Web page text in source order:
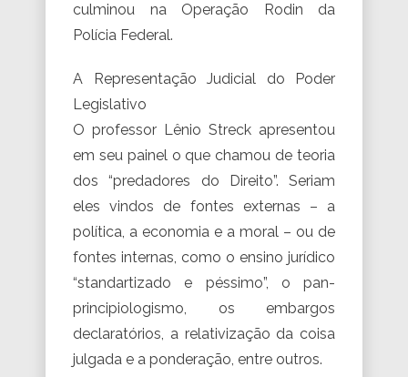
culminou na Operação Rodin da
Polícia Federal.
A Representação Judicial do Poder
Legislativo
O professor Lênio Streck apresentou
em seu painel o que chamou de teoria
dos “predadores do Direito”. Seriam
eles vindos de fontes externas – a
política, a economia e a moral – ou de
fontes internas, como o ensino jurídico
“standartizado e péssimo”, o pan-
principiologismo, os embargos
declaratórios, a relativização da coisa
julgada e a ponderação, entre outros.